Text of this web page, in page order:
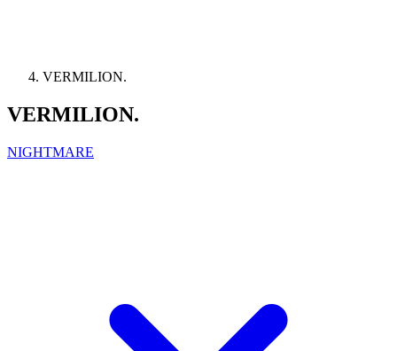
VERMILION.
VERMILION.
NIGHTMARE